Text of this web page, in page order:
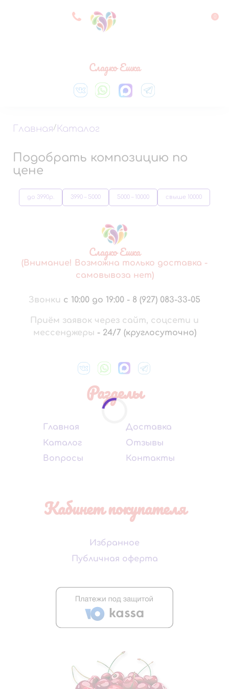
8 927 083 33 05 0
Сладко Ешка
Главная/ Каталог
Подобрать композицию по
цене
до 3990р. 3990 – 5000 5000 – 10000 свыше 10000
Сладко Ешка
(Внимание! Возможна только доставка -
самовывоза нет)
Звонки с 10:00 до 19:00 - 8 (927) 083-33-05
Приём заявок через сайт, соцсети и
мессенджеры - 24/7 (круглосуточно)
Разделы
Главная
Каталог
Вопросы
Доставка
Отзывы
Контакты
Кабинет покупателя
Избранное
Публичная оферта